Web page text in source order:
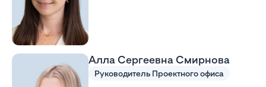
Алла Сергеевна Смирнова
Руководитель Проектного офиса